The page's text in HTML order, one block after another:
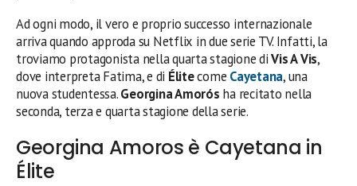
Ad ogni modo, il vero e proprio successo internazionale
arriva quando approda su Netflix in due serie TV. Infatti, la
troviamo protagonista nella quarta stagione diVis A Vis,
dove interpreta Fatima, e di Élitecome Cayetana, una
nuova studentessa.Georgina Amorós ha recitato nella
seconda, terza e quarta stagione della serie.
Georgina Amoros è Cayetana in
Élite